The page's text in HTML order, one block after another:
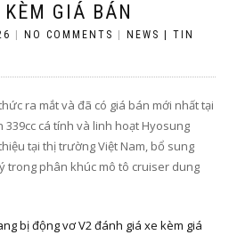
GIÁ BÁN
NO COMMENTS
NEWS | TIN
ra mắt và đã có giá bán mới nhất tại
339cc cá tính và linh hoạt Hyosung
tại thị trường Việt Nam, bổ sung
trong phân khúc mô tô cruiser dung
bị động vơ V2 đánh giá xe kèm giá